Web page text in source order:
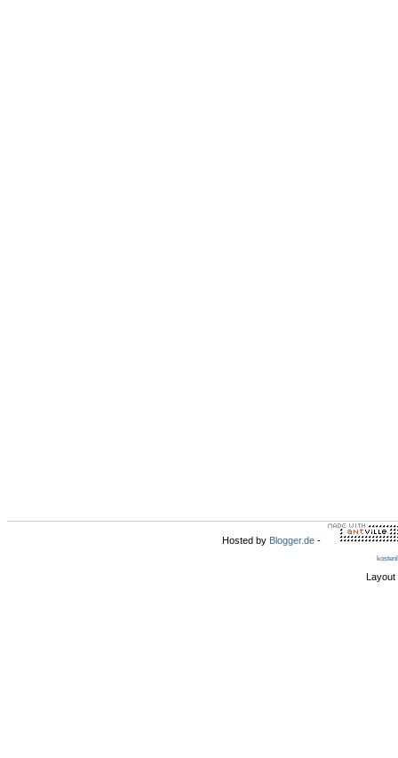
Hosted by Blogger.de -